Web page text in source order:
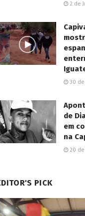
2 de
30 de
de
em
na
20 de
PICK